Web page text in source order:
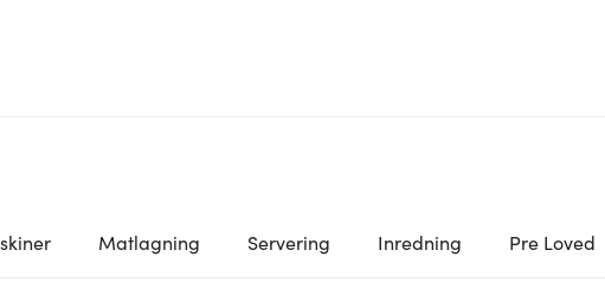
Matlagning Servering Inredning Pre Loved